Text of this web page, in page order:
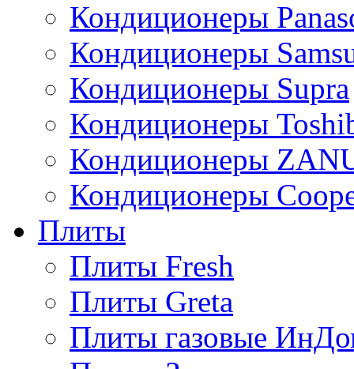
Кондиционеры
Кондиционеры
Кондиционеры Supra
Кондиционеры
Кондиционеры
Кондиционеры
Плиты
Плиты Fresh
Плиты Greta
Плиты газовые